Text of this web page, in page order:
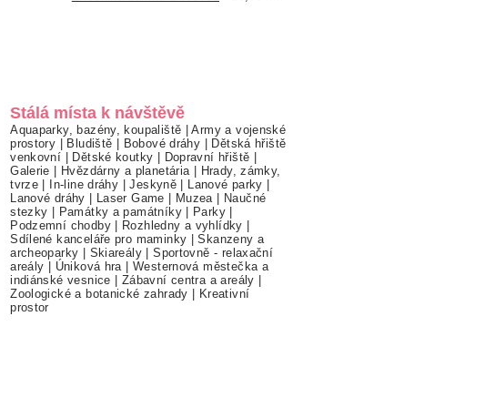
Stálá místa k návštěvě
Aquaparky, bazény, koupaliště |Army a vojenské
prostory | Bludiště | Bobové dráhy | Dětská hřiště
venkovní | Dětské koutky | Dopravní hřiště |
Galerie | Hvězdárny a planetária | Hrady, zámky,
tvrze | In-line dráhy |Jeskyně | Lanové parky |
Lanové dráhy | Laser Game | Muzea | Naučné
stezky | Památky a památníky| Parky |
Podzemní chodby| Rozhledny a vyhlídky |
Sdílené kanceláře pro maminky |Skanzeny a
archeoparky | Skiareály |Sportovně - relaxační
areály | Úniková hra |Westernová městečka a
indiánské vesnice | Zábavní centra a areály |
Zoologické a botanické zahrady | Kreativní
prostor